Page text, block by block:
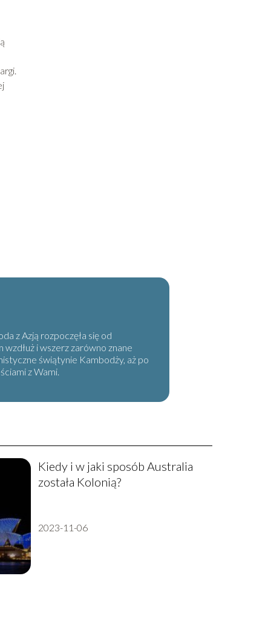
z Azją rozpoczęła się od
i wszerz zarówno znane
świątynie Kambodży, aż po
z Wami.
Kiedy i w jaki sposób Australia
została Kolonią?
2023-11-06